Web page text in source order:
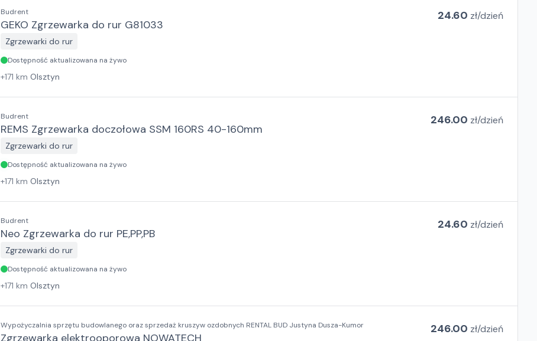
Budrent
GEKO Zgrzewarka do rur G81033
Zgrzewarki do rur
24.60 zł/dzień
Dostępność aktualizowana na żywo
+171 km Olsztyn
Budrent
REMS Zgrzewarka doczołowa SSM 160RS 40-160mm
Zgrzewarki do rur
246.00 zł/dzień
Dostępność aktualizowana na żywo
+171 km Olsztyn
Budrent
Neo Zgrzewarka do rur PE,PP,PB
Zgrzewarki do rur
24.60 zł/dzień
Dostępność aktualizowana na żywo
+171 km Olsztyn
Wypożyczalnia sprzętu budowlanego oraz sprzedaż kruszyw ozdobnych RENTAL BUD Justyna Dusza-Kumor
Zgrzewarka elektrooporowa NOWATECH
246.00 zł/dzień